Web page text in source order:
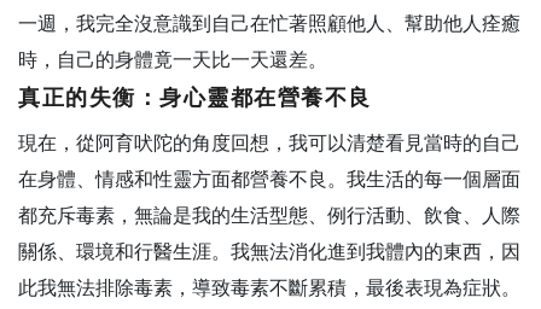
一週，我完全沒意識到自己在忙著照顧他人、幫助他人痊癒
時，自己的身體竟一天比一天還差。
真正的失衡：身心靈都在營養不良
現在，從阿育吠陀的角度回想，我可以清楚看見當時的自己
在身體、情感和性靈方面都營養不良。我生活的每一個層面
都充斥毒素，無論是我的生活型態、例行活動、飲食、人際
關係、環境和行醫生涯。我無法消化進到我體內的東西，因
此我無法排除毒素，導致毒素不斷累積，最後表現為症狀。